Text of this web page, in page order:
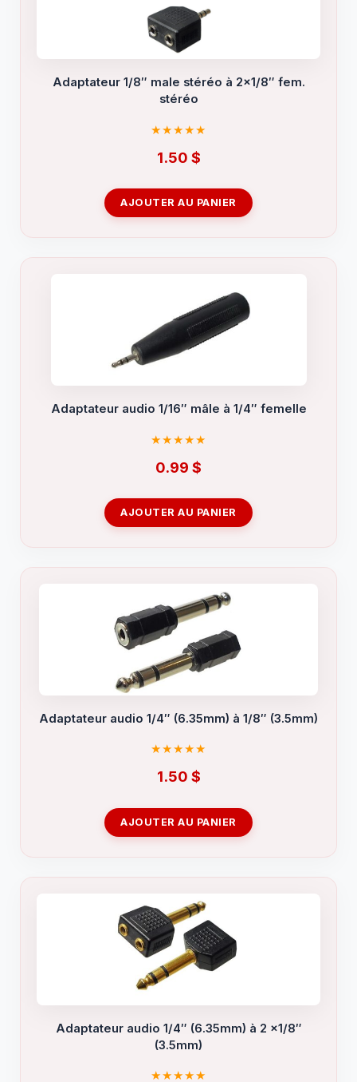
Adaptateur 1/8″ male stéréo à 2×1/8″ fem.
stéréo
1.50 $
AJOUTER AU PANIER
Adaptateur audio 1/16″ mâle à 1/4″ femelle
0.99 $
AJOUTER AU PANIER
Adaptateur audio 1/4″ (6.35mm) à 1/8″ (3.5mm)
1.50 $
AJOUTER AU PANIER
Adaptateur audio 1/4″ (6.35mm) à 2 x1/8″
(3.5mm)